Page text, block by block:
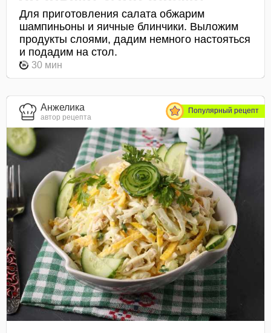
Для приготовления салата обжарим
шампиньоны и яичные блинчики. Выложим
продукты слоями, дадим немного настояться
и подадим на стол.
30 мин
Анжелика
автор рецепта
Популярный рецепт